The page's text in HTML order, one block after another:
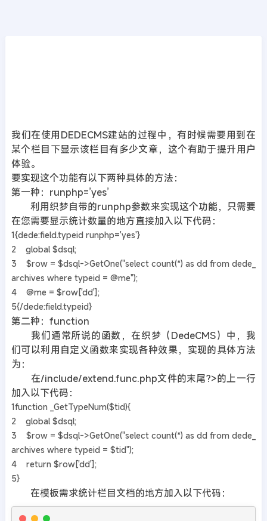
我们在使用DEDECMS建站的过程中，有时候需要用到在
某个栏目下显示该栏目有多少文章，这个有助于提升用户
体验。
要实现这个功能有以下两种具体的方法：
第一种：runphp=’yes’
利用织梦自带的runphp参数来实现这个功能，只需要
在您需要显示统计数量的地方直接加入以下代码：
1{dede:field.typeid runphp='yes'}
2 global $dsql;
3 $row = $dsql->GetOne("select count(*) as dd from dede_
archives where typeid = @me");
4 @me = $row['dd'];
5{/dede:field.typeid}
第二种：function
我们通常所说的函数，在织梦（DedeCMS）中，我
们可以利用自定义函数来实现各种效果，实现的具体方法
为：
在/include/extend.func.php文件的末尾?>的上一行
加入以下代码：
1function _GetTypeNum($tid){
2 global $dsql;
3 $row = $dsql->GetOne("select count(*) as dd from dede_
archives where typeid = $tid");
4 return $row['dd'];
5}
在模板需求统计栏目文档的地方加入以下代码：